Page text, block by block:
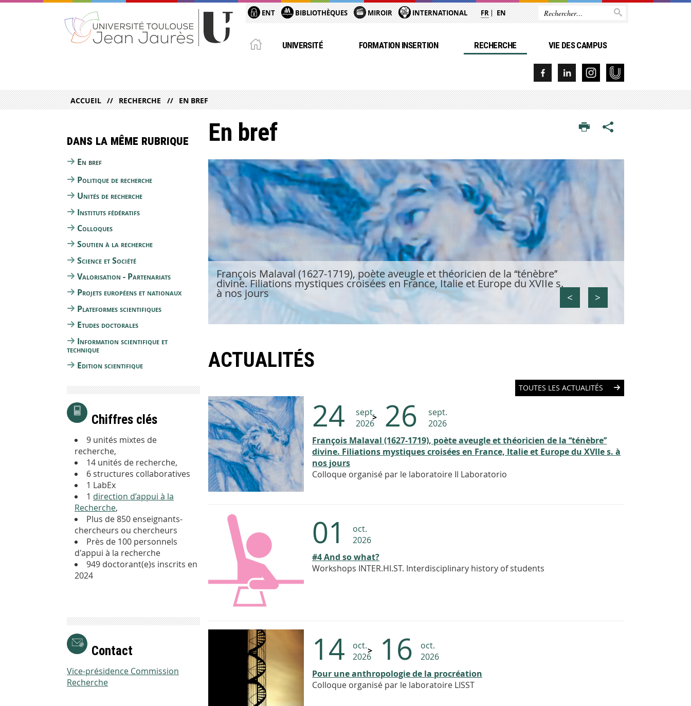
ENT BIBLIOTHÈQUES MIROIR INTERNATIONAL FR EN
UNIVERSITÉ FORMATION INSERTION RECHERCHE VIE DES CAMPUS
ACCUEIL RECHERCHE EN BREF
En bref
différentes cultures
anglophone et
François Malaval (1627-1719), poète aveugle et théoricien de la ‘‘ténèbre’’
divine. Filiations mystiques croisées en France, Italie et Europe du XVIIe s.
à nos jours < >
ACTUALITÉS
TOUTES LES ACTUALITÉS
24
sept.
2026
26
sept.
2026
François Malaval (1627-1719), poète aveugle et théoricien de la ‘‘ténèbre’’
divine. Filiations mystiques croisées en France, Italie et Europe du XVIIe s. à
nos jours
Colloque organisé par le laboratoire Il Laboratorio
01
oct.
2026
#4 And so what?
Workshops INTER.HI.ST. Interdisciplinary history of students
14
oct.
2026
16
oct.
2026
Pour une anthropologie de la procréation
Colloque organisé par le laboratoire LISST
Dans la même rubrique
En bref
Politique de recherche
Unités de recherche
Instituts fédératifs
Colloques
Soutien à la recherche
Science et Société
Valorisation - Partenariats
Projets européens et nationaux
Plateformes scientifiques
Etudes doctorales
Information scientifique et
technique
Edition scientifique
Chiffres clés
9 unités mixtes de
recherche,
14 unités de recherche,
6 structures collaboratives
1 LabEx
1 direction d’appui à la
Recherche,
Plus de 850 enseignants-
chercheurs ou chercheurs
Près de 100 personnels
d'appui à la recherche
949 doctorant(e)s inscrits en
2024
Contact
Vice-présidence Commission
Recherche